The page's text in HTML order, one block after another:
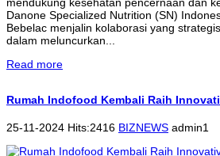
mendukung kesehatan pencernaan dan
Danone Specialized Nutrition (SN)
Bebelac menjalin kolaborasi yang
dalam meluncurkan...
Read more
Rumah Indofood Kembali Raih
25-11-2024 Hits:2416 BIZNEWS admin1